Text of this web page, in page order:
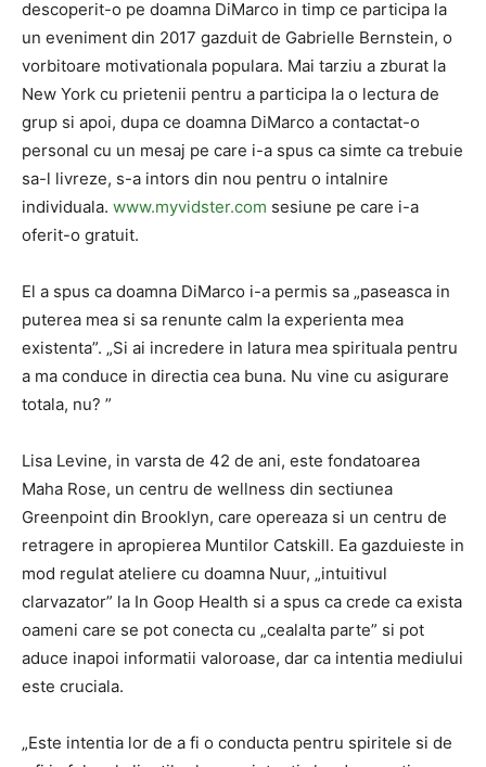
descoperit-o pe doamna DiMarco in timp ce participa la
un eveniment din 2017 gazduit de Gabrielle Bernstein, o
vorbitoare motivationala populara. Mai tarziu a zburat la
New York cu prietenii pentru a participa la o lectura de
grup si apoi, dupa ce doamna DiMarco a contactat-o ​​
personal cu un mesaj pe care i-a spus ca simte ca trebuie
sa-l livreze, s-a intors din nou pentru o intalnire
individuala. www.myvidster.com sesiune pe care i-a
oferit-o gratuit.
El a spus ca doamna DiMarco i-a permis sa „paseasca in
puterea mea si sa renunte calm la experienta mea
existenta”. „Si ai incredere in latura mea spirituala pentru
a ma conduce in directia cea buna. Nu vine cu asigurare
totala, nu? ”
Lisa Levine, in varsta de 42 de ani, este fondatoarea
Maha Rose, un centru de wellness din sectiunea
Greenpoint din Brooklyn, care opereaza si un centru de
retragere in apropierea Muntilor Catskill. Ea gazduieste in
mod regulat ateliere cu doamna Nuur, „intuitivul
clarvazator” la In Goop Health si a spus ca crede ca exista
oameni care se pot conecta cu „cealalta parte” si pot
aduce inapoi informatii valoroase, dar ca intentia mediului
este cruciala.
„Este intentia lor de a fi o conducta pentru spiritele si de